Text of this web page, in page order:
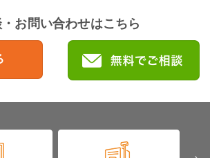
お問い合わせはこちら